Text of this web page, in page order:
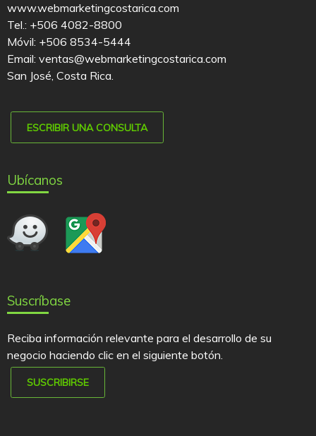
www.webmarketingcostarica.com
Tel.: +506 4082-8800
Móvil: +506 8534-5444
Email: ventas@webmarketingcostarica.com
San José, Costa Rica.
ESCRIBIR UNA CONSULTA
Ubícanos
Suscríbase
Reciba información relevante para el desarrollo de su
negocio haciendo clic en el siguiente botón.
SUSCRIBIRSE